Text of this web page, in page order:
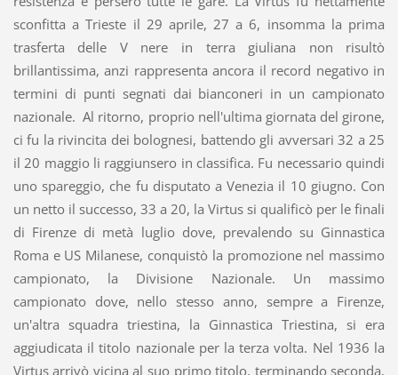
sconfitta a Trieste il 29 aprile, 27 a 6, insomma la prima
trasferta delle V nere in terra giuliana non risultò
brillantissima, anzi rappresenta ancora il record negativo in
termini di punti segnati dai bianconeri in un campionato
nazionale. Al ritorno, proprio nell'ultima giornata del girone,
ci fu la rivincita dei bolognesi, battendo gli avversari 32 a 25
il 20 maggio li raggiunsero in classifica. Fu necessario quindi
uno spareggio, che fu disputato a Venezia il 10 giugno. Con
un netto il successo, 33 a 20, la Virtus si qualificò per le finali
di Firenze di metà luglio dove, prevalendo su Ginnastica
Roma e US Milanese, conquistò la promozione nel massimo
campionato, la Divisione Nazionale. Un massimo
campionato dove, nello stesso anno, sempre a Firenze,
un'altra squadra triestina, la Ginnastica Triestina, si era
aggiudicata il titolo nazionale per la terza volta. Nel 1936 la
Virtus arrivò vicina al suo primo titolo, terminando seconda,